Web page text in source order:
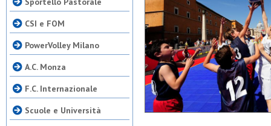
CSI e FOM
PowerVolley Milano
A.C. Monza
F.C. Internazionale
Scuole e Università